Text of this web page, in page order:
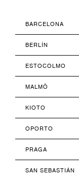
BARCELONA
BERLÍN
ESTOCOLMO
MALMÖ
KIOTO
OPORTO
PRAGA
SAN SEBASTIÁN